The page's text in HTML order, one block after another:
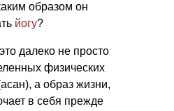
образом он
йогу?
далеко не просто
физических
а образ жизни,
в себя прежде